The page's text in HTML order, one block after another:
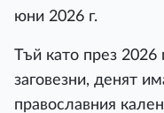
юни 2026 г.
Тъй като през 2026
заговезни, денят
православния